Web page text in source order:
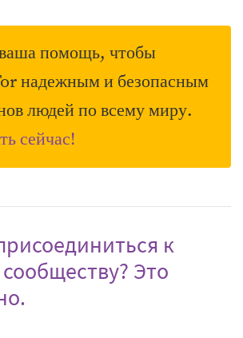
помощь, чтобы
надежным и безопасным
людей по всему миру.
сейчас!
к
Это